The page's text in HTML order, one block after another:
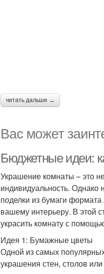
читать дальше →
Вас может
Бюджетные идеи:
Украшение комнаты – это
индивидуальность. Однако
поделки из бумаги
вашему интерьеру. В этой
украсить комнату с
Идея 1: Бумажные цветы
Одной из самых
украшения стен, столов